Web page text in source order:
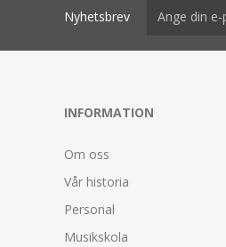
Nyhetsbrev
INFORMATION
Om oss
Vår historia
Personal
Musikskola